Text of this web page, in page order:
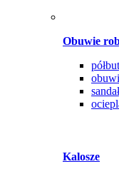
Obuwie
Kalosze